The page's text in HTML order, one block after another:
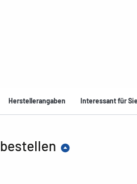
Herstellerangaben Interessant für Sie